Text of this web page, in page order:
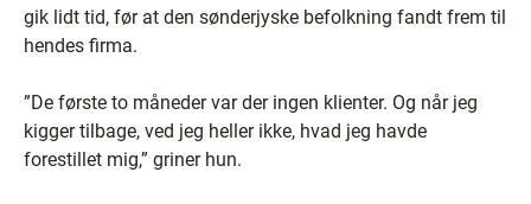
gik lidt tid, før at den sønderjyske befolkning fandt frem til
hendes firma.
”De første to måneder var der ingen klienter. Og når jeg
kigger tilbage, ved jeg heller ikke, hvad jeg havde
forestillet mig,” griner hun.